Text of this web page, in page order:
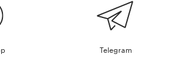
Telegram